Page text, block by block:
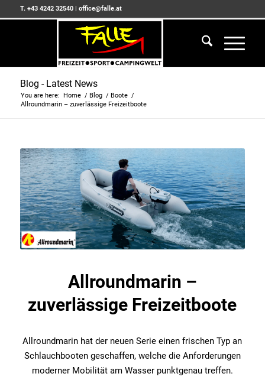
T. +43 4242 32540| office@falle.at
Blog - Latest News
You are here: Home / Blog / Boote /
Allroundmarin – zuverlässige Freizeitboote
Allroundmarin –
zuverlässige Freizeitboote
Allroundmarin hat der neuen Serie einen frischen Typ an
Schlauchbooten geschaffen, welche die Anforderungen
moderner Mobilität am Wasser punktgenau treffen.